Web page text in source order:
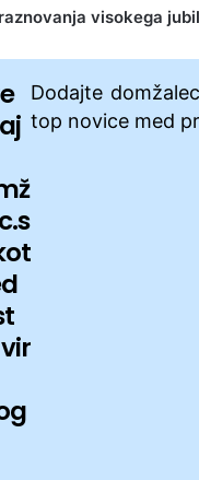
visokega
Dodajte
top novice med